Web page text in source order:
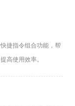
捷指令组合功能，帮
高使用效率。